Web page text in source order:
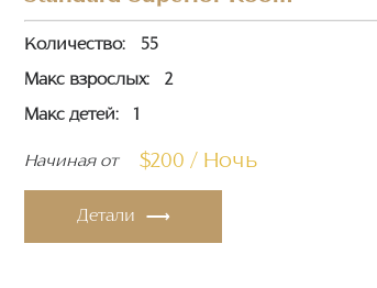
Количество: 55
Макс взрослых: 2
Макс детей:
Начиная от $200 / Ночь
Детали